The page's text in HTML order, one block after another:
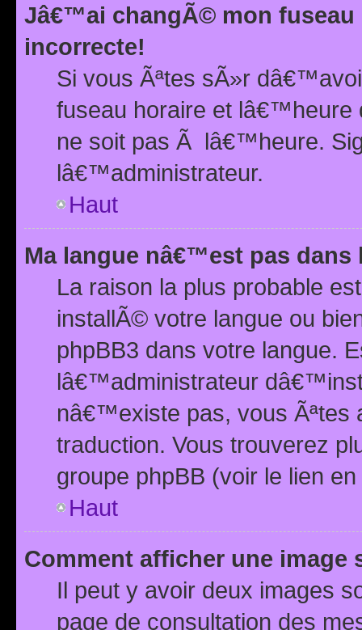
Jâ€™ai changÃ© mon
incorrecte!
Si vous Ãªtes sÃ»r
fuseau horaire et
ne soit pas Ã lâ€™heure.
lâ€™administrateur.
Haut
Ma langue nâ€™est pas dans
La raison la plus probable
installÃ© votre langue ou
phpBB3 dans votre langue.
lâ€™administrateur
nâ€™existe pas, vous Ãªtes
traduction. Vous trouverez
groupe phpBB (voir le lien
Haut
Comment afficher une image
Il peut y avoir deux images
page de consultation des